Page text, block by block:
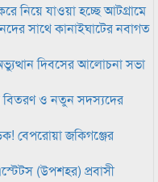
নিয়ে যাওয়া হচ্ছে আটগ্রামে
সাথে কানাইঘাটের নবাগত
দিবসের আলোচনা সভা
বিতরণ ও নতুন সদস্যদের
বেপরোয়া জকিগঞ্জের
(উপশহর) প্রবাসী